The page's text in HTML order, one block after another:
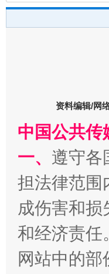
千年窑火
揭开“小金库
资料编辑/网
中国公共传
一、 遵守各
担法律范围
成伤害和
和经济责任
网站中的